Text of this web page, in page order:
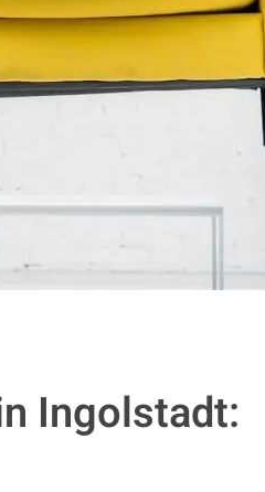
Ingolstadt: